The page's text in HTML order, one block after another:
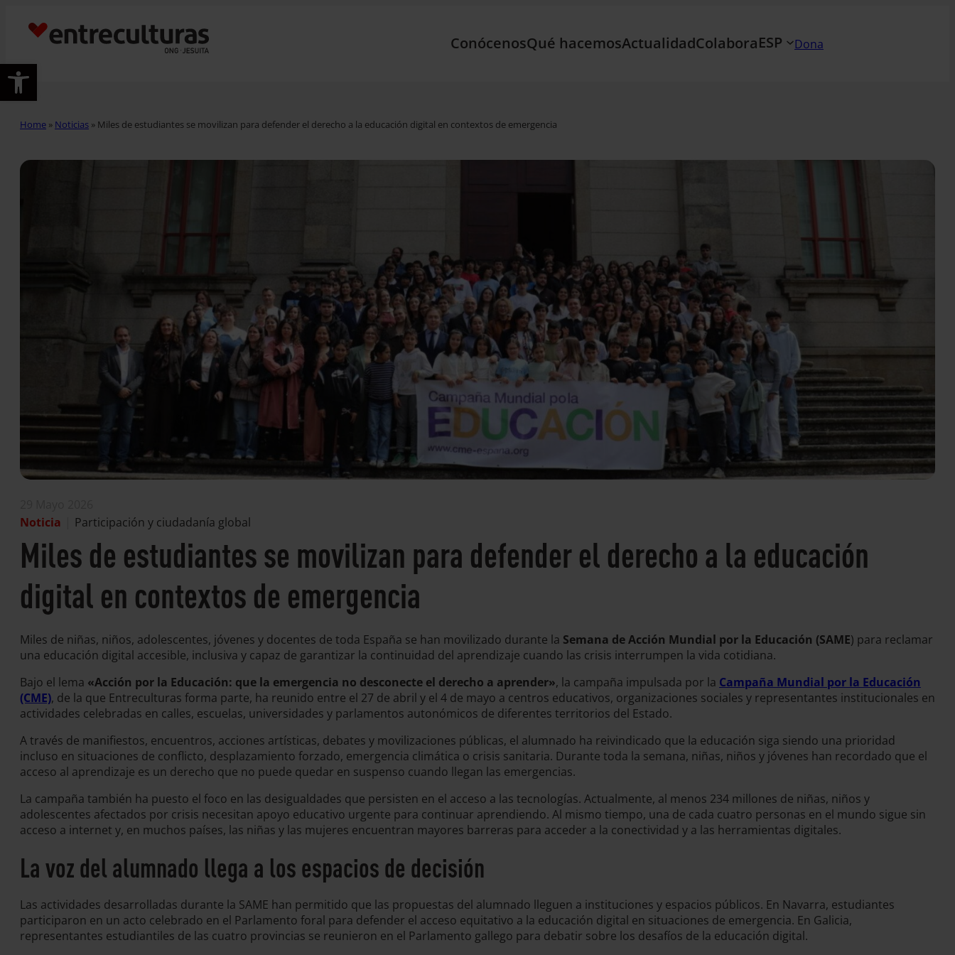
Abrir barra de herramientas
ConócenosQué hacemosActualidadColaboraESP Dona
Home » Noticias » Miles de estudiantes se movilizan para defender el derecho a la educación digital en contextos de emergencia
Noticia
Participación y ciudadanía global
Miles de estudiantes se movilizan para defender el derecho a la educación
digital en contextos de emergencia
Miles de niñas, niños, adolescentes, jóvenes y docentes de toda España se han movilizado durante la Semana de Acción Mundial por la Educación (SAME) para reclamar
una educación digital accesible, inclusiva y capaz de garantizar la continuidad del aprendizaje cuando las crisis interrumpen la vida cotidiana.
Bajo el lema «Acción por la Educación: que la emergencia no desconecte el derecho a aprender», la campaña impulsada por la Campaña Mundial por la Educación
(CME), de la que Entreculturas forma parte, ha reunido entre el 27 de abril y el 4 de mayo a centros educativos, organizaciones sociales y representantes institucionales en
actividades celebradas en calles, escuelas, universidades y parlamentos autonómicos de diferentes territorios del Estado.
A través de manifiestos, encuentros, acciones artísticas, debates y movilizaciones públicas, el alumnado ha reivindicado que la educación siga siendo una prioridad
incluso en situaciones de conflicto, desplazamiento forzado, emergencia climática o crisis sanitaria. Durante toda la semana, niñas, niños y jóvenes han recordado que el
acceso al aprendizaje es un derecho que no puede quedar en suspenso cuando llegan las emergencias.
La campaña también ha puesto el foco en las desigualdades que persisten en el acceso a las tecnologías. Actualmente, al menos 234 millones de niñas, niños y
adolescentes afectados por crisis necesitan apoyo educativo urgente para continuar aprendiendo. Al mismo tiempo, una de cada cuatro personas en el mundo sigue sin
acceso a internet y, en muchos países, las niñas y las mujeres encuentran mayores barreras para acceder a la conectividad y a las herramientas digitales.
La voz del alumnado llega a los espacios de decisión
Las actividades desarrolladas durante la SAME han permitido que las propuestas del alumnado lleguen a instituciones y espacios públicos. En Navarra, estudiantes
participaron en un acto celebrado en el Parlamento foral para defender el acceso equitativo a la educación digital en situaciones de emergencia. En Galicia,
representantes estudiantiles de las cuatro provincias se reunieron en el Parlamento gallego para debatir sobre los desafíos de la educación digital.